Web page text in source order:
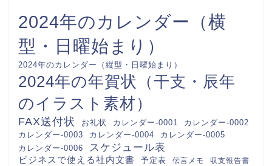
2024年のカレンダー（横
型・日曜始まり）
2024年のカレンダー（縦型・日曜始まり）
2024年の年賀状（干支・辰年
のイラスト素材）
FAX送付状 お礼状 カレンダー-0001
カレンダー-0002
カレンダー-0003
カレンダー-0004
カレンダー-0005
カレンダー-0006
スケジュール表
ビジネスで使える社内文書 予定表 伝言メモ 収支報告書